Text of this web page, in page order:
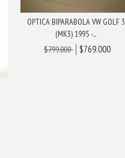
OPTICA BIPARABOLA VW GOLF 3
(MK3) 1995 -...
$799.000
$769.000